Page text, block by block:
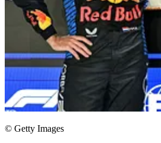
© Getty Images